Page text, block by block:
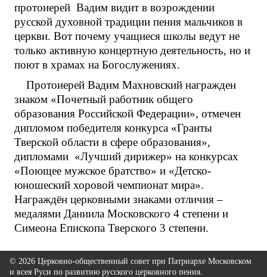
протоиерей Вадим видит в возрождении
русской духовной традиции пения мальчиков в
церкви. Вот почему учащиеся школы ведут не
только активную концертную деятельность, но и
поют в храмах на Богослужениях.
Протоиерей Вадим Махновский награжден
знаком «Почетный работник общего
образования Российской Федерации», отмечен
дипломом победителя конкурса «Гранты
Тверской области в сфере образования»,
дипломами «Лучший дирижер» на конкурсах
«Поющее мужское братство» и «Детско-
юношеский хоровой чемпионат мира».
Награждён церковными знаками отличия –
медалями Даниила Московского 4 степени и
Симеона Епископа Тверского 3 степени.
© 2026 Церковно-общественный совет при Патриархе Московском
и всея Руси по развитию русского церковного пения.